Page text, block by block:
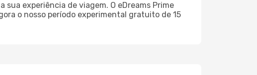
sua experiência de viagem. O eDreams Prime
o nosso período experimental gratuito de 15